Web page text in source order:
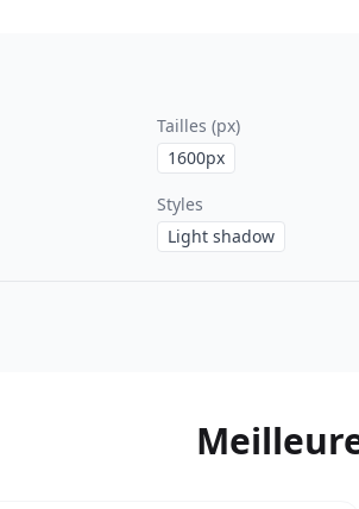
Tailles (px)
1600px
Styles
Light shadow